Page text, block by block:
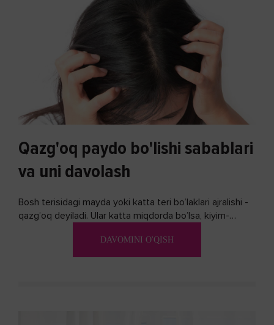
Qazg'oq paydo bo'lishi sabablari
va uni davolash
Bosh terisidagi mayda yoki katta teri bo’laklari ajralishi -
qazg’oq deyiladi. Ular katta miqdorda bo’lsa, kiyim-
DAVOMINI O'QISH